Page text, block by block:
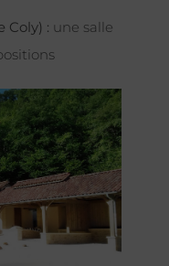
Coly) : une salle